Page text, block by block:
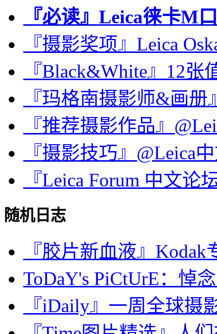
『必读』Leica徕卡M
『摄影奖项』Leica
『Black&White』12
『玛格南摄影师&画
『推荐摄影作品』
『摄影技巧』@Leica
『Leica Forum 中文论
随机日志
『胶片新血液』Kodak
ToDaY's PiCtUrE：悼
『iDaily』一周全球摄